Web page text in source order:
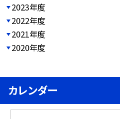
2023年度
2022年度
2021年度
2020年度
カレンダー